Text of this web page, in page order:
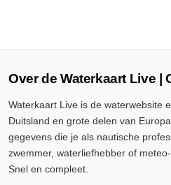
Over de Waterkaart Live |
Waterkaart Live is de waterwebsite
Duitsland en grote delen van
gegevens die je als nautische
zwemmer, waterliefhebber of
Snel en compleet.